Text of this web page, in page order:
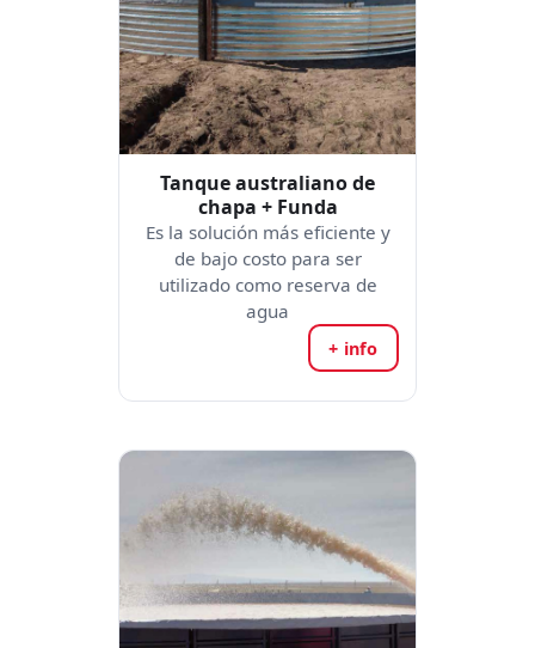
Tanque australiano de
chapa + Funda
Es la solución más eficiente y
de bajo costo para ser
utilizado como reserva de
agua
+ info